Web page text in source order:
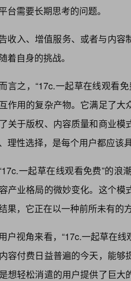
台需要长期思考的问题。
收入、增值服务、或者与内
着自身的挑战。
言之，“17c.一起草在线观看
作用的复杂产物。它满足了
关于版权、内容质量和商业
理性选择，是每个用户都应该
一起草在线观看免费”的浪
产业格局的微妙变化。这个
果，它正在以一种前所未有的
户视角来看，“17c.一起草在
容付费日益普遍的今天，能
想轻松消遣的用户提供了巨